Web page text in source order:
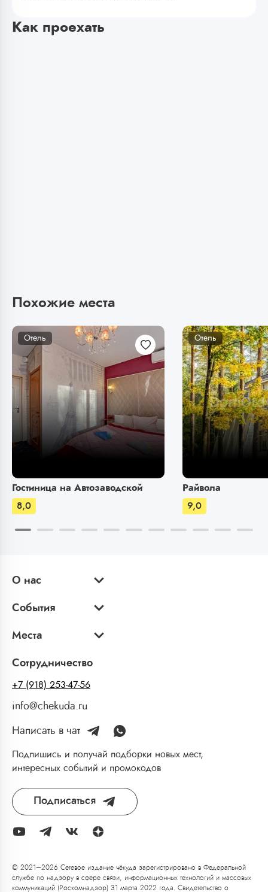
Как проехать
Похожие места
Отель
Гостиница на Автозаводской
8,0
Отель
Райвола
9,0
О нас
События
Места
Сотрудничество
+7 (918) 253-47-56
info@chekuda.ru
Написать в чат
Подпишись и получай подборки новых мест,
интересных событий и промокодов
Подписаться
© 2021–2026 Сетевое издание чёкуда зарегистрировано в Федеральной
службе по надзору в сфере связи, информационных технологий и массовых
коммуникаций (Роскомнадзор) 31 марта 2022 года. Свидетельство о